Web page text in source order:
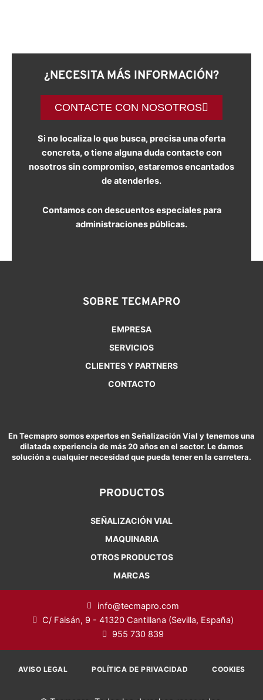
¿NECESITA MÁS INFORMACIÓN?
CONTACTE CON NOSOTROS
Si no localiza lo que busca, precisa una oferta
concreta, o tiene alguna duda contacte con
nosotros sin compromiso, estaremos encantados
de atenderles.
Contamos con descuentos especiales para
administraciones públicas.
SOBRE TECMAPRO
EMPRESA
SERVICIOS
CLIENTES Y PARTNERS
CONTACTO
En Tecmapro somos expertos en Señalización Vial y tenemos una
dilatada experiencia de más 20 años en el sector. Le damos
solución a cualquier necesidad que pueda tener en la carretera.
PRODUCTOS
SEÑALIZACIÓN VIAL
MAQUINARIA
OTROS PRODUCTOS
MARCAS
info@tecmapro.com
C/ Faisán, 9 - 41320 Cantillana (Sevilla, España)
955 730 839
AVISO LEGAL POLÍTICA DE PRIVACIDAD COOKIES